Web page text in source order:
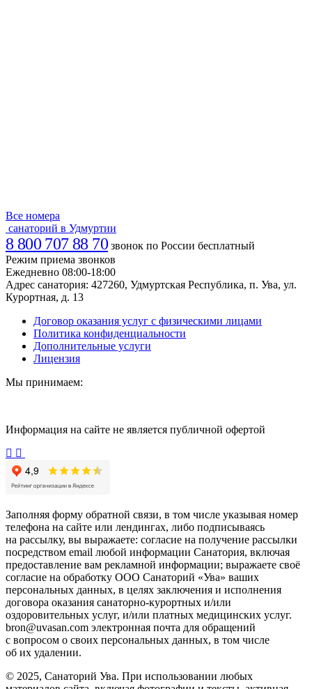
Все номера
санаторий в Удмуртии
8 800 707 88 70 звонок по России бесплатный
Режим приема звонков
Ежедневно 08:00-18:00
Адрес санатория: 427260, Удмуртская Республика, п. Ува, ул.
Курортная, д. 13
Договор оказания услуг с физическими лицами
Политика конфиденциальности
Дополнительные услуги
Лицензия
Мы принимаем:
Информация на сайте не является публичной офертой
Заполняя форму обратной связи, в том числе указывая номер
телефона на сайте или лендингах, либо подписываясь
на рассылку, вы выражаете: согласие на получение рассылки
посредством email любой информации Санатория, включая
предоставление вам рекламной информации; выражаете своё
согласие на обработку ООО Санаторий «Ува» ваших
персональных данных, в целях заключения и исполнения
договора оказания санаторно-курортных и/или
оздоровительных услуг, и/или платных медицинских услуг.
bron@uvasan.com электронная почта для обращений
с вопросом о своих персональных данных, в том числе
об их удалении.
© 2025, Санаторий Ува. При использовании любых